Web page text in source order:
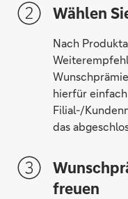
60 € Spende für
Wählen
Nach
hierfür
Filial-/
das
freuen